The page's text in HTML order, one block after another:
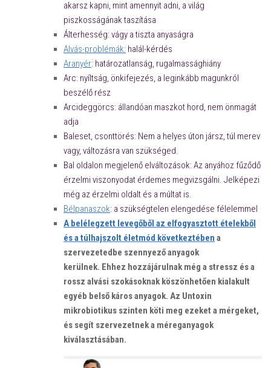
akarsz kapni, mint amennyit adni, a világ
piszkosságának taszítása
Álterhesség: vágy a tiszta anyaságra
Alvás-problémák: halál-kérdés
Aranyér: határozatlanság, rugalmassághiány
Arc: nyíltság, önkifejezés, a leginkább magunkról
beszélő rész
Arcideggörcs: állandóan maszkot hord, nem önmagát
adja
Baleset, csonttörés: Nem a helyes úton jársz, túl merev
vagy, változásra van szükséged.
Bal oldalon megjelenő elváltozások: Az anyához fűződő
érzelmi viszonyodat érdemes megvizsgálni. Jelképezi
még az érzelmi oldalt és a múltat is.
Bélpanaszok: a szükségtelen elengedése félelemmel
A belélegzett levegőből az elfogyasztott ételekből
és atúlhajszolt életmód következtében a
szervezetedbe szennyező anyagok
kerülnek. Ehhez hozzájárulnak még a stressz és a
rossz alvási szokásoknak köszönhetően kialakult
egyéb belső káros anyagok. Az Untoxin
mikrobiotikus szinten köti meg ezeket a mérgeket,
és segít szervezetnek a méreganyagok
kiválasztásában.